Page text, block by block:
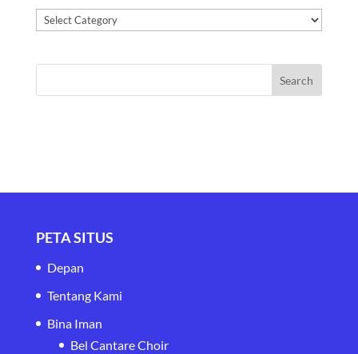
Kategori
PETA SITUS
Depan
Tentang Kami
Bina Iman
Bel Cantare Choir